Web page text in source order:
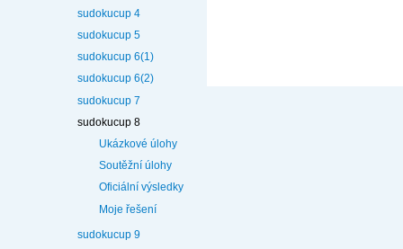
sudokucup 4
sudokucup 5
sudokucup 6(1)
sudokucup 6(2)
sudokucup 7
sudokucup 8
Ukázkové úlohy
Soutěžní úlohy
Oficiální výsledky
Moje řešení
sudokucup 9